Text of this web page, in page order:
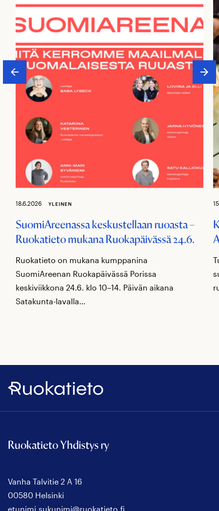
18.6.2026 YLEINEN
SuomiAreenassa keskustellaan ruoasta –
Ruokatieto mukana Ruokapäivässä 24.6.
Ruokatieto on mukana kumppanina
SuomiAreenan Ruokapäivässä Porissa
keskiviikkona 24.6. klo 10–14. Päivän aikana
Satakunta-lavalla…
Ruokatieto
Ruokatieto Yhdistys ry
Vanha Talvitie 2 A 16
00580 Helsinki
etunimi.sukunimi@ruokatieto.fi